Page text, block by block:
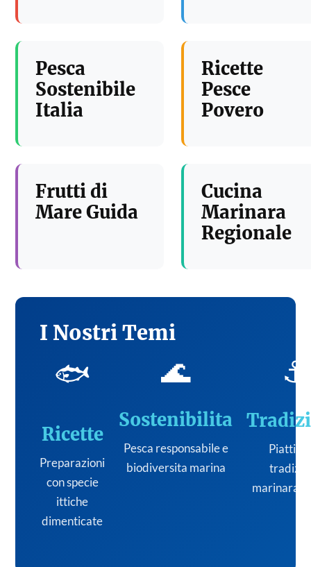
Pesca
Sostenibile
Italia
Ricette
Pesce
Povero
Frutti di
Mare Guida
Cucina
Marinara
Regionale
I Nostri Temi
🐟
Ricette
Preparazioni
con specie
ittiche
dimenticate
🌊
Sostenibilita
Pesca responsabile e
biodiversita marina
⚓
Piatti
marinara